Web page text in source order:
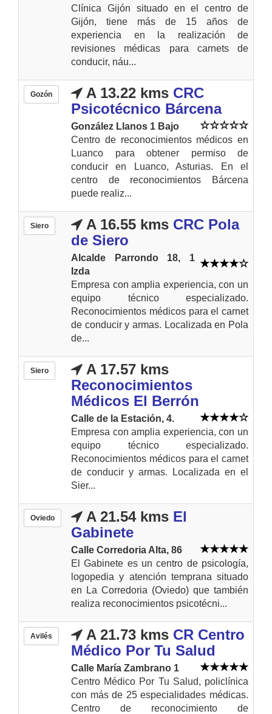
Clínica Gijón situado en el centro de
Gijón, tiene más de 15 años de
experiencia en la realización de
revisiones médicas para carnets de
conducir, náu...
Gozón A 13.22 kms CRC
Psicotécnico Bárcena
González Llanos 1 Bajo
Centro de reconocimientos médicos en
Luanco para obtener permiso de
conducir en Luanco, Asturias. En el
centro de reconocimientos Bárcena
puede realiz...
Siero A 16.55 kms CRC Pola
de Siero
Alcalde Parrondo 18, 1
Izda
Empresa con amplia experiencia, con un
equipo técnico especializado.
Reconocimientos médicos para el carnet
de conducir y armas. Localizada en Pola
de...
Siero
A 17.57 kms
Reconocimientos
Médicos El Berrón
Calle de la Estación, 4.
Empresa con amplia experiencia, con un
equipo técnico especializado.
Reconocimientos médicos para el carnet
de conducir y armas. Localizada en el
Sier...
Oviedo A 21.54 kms El
Gabinete
Calle Corredoria Alta, 86
El Gabinete es un centro de psicología,
logopedia y atención temprana situado
en La Corredoria (Oviedo) que también
realiza reconocimientos psicotécni...
Avilés A 21.73 kms CR Centro
Médico Por Tu Salud
Calle María Zambrano 1
Centro Médico Por Tu Salud, policlínica
con más de 25 especialidades médicas.
Centro de reconocimiento de